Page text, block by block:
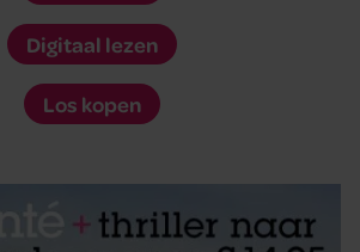
Digitaal lezen
Los kopen